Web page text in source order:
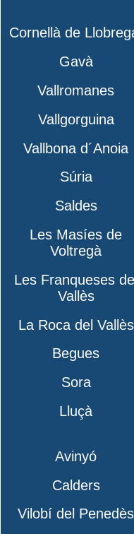
Cornellà de
Gavà
Vallromanes
Vallgorguina
Vallbona d´Anoia
Súria
Saldes
Les Masíes de
Voltregà
Les Franqueses del
Vallès
La Roca del Vallès
Begues
Sora
Lluçà
Avinyó
Calders
Vilobí del Penedès